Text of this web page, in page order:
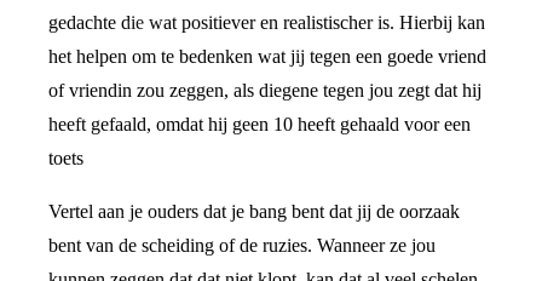
gedachte die wat positiever en realistischer is. Hierbij kan
het helpen om te bedenken wat jij tegen een goede vriend
of vriendin zou zeggen, als diegene tegen jou zegt dat hij
heeft gefaald, omdat hij geen 10 heeft gehaald voor een
toets
Vertel aan je ouders dat je bang bent dat jij de oorzaak
bent van de scheiding of de ruzies. Wanneer ze jou